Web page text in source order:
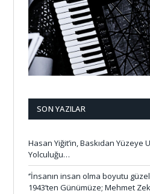
SON YAZILAR
Hasan Yiğit’in, Baskıdan Yüzeye
Yolculuğu…
‘’İnsanın insan olma boyutu
1943’ten Günümüze; Mehmet